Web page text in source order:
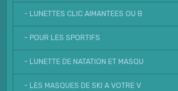
- LUNETTES CLIC AIMANTEES OU B
- POUR LES SPORTIFS
- LUNETTE DE NATATION ET MASQU
- LES MASQUES DE SKI A VOTRE V